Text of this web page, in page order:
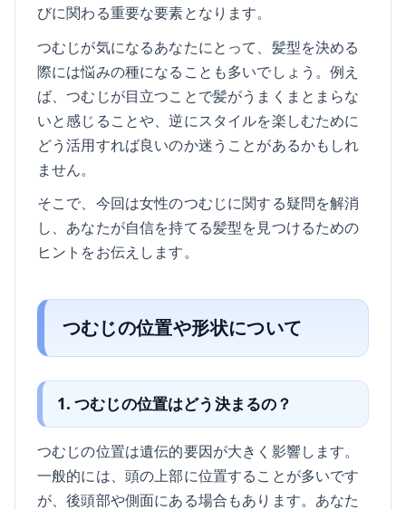
びに関わる重要な要素となります。
つむじが気になるあなたにとって、髪型を決める
際には悩みの種になることも多いでしょう。例え
ば、つむじが目立つことで髪がうまくまとまらな
いと感じることや、逆にスタイルを楽しむために
どう活用すれば良いのか迷うことがあるかもしれ
ません。
そこで、今回は女性のつむじに関する疑問を解消
し、あなたが自信を持てる髪型を見つけるための
ヒントをお伝えします。
つむじの位置や形状について
1. つむじの位置はどう決まるの？
つむじの位置は遺伝的要因が大きく影響します。
一般的には、頭の上部に位置することが多いです
が、後頭部や側面にある場合もあります。あなた